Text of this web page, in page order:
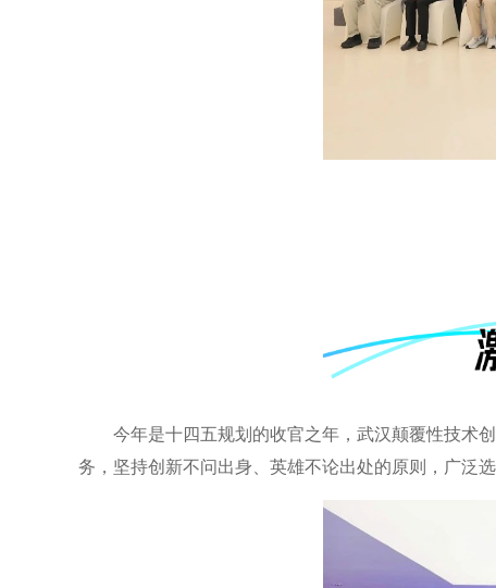
今年是十四五规划的收官之年，武汉颠覆性技术
务，坚持创新不问出身、英雄不论出处的原则，广泛